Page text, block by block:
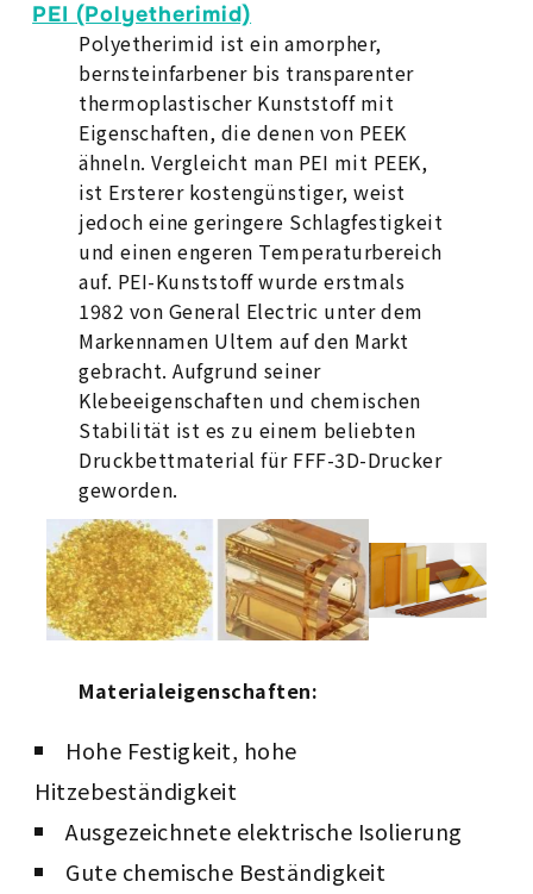
PEI (Polyetherimid)
Polyetherimid ist ein amorpher,
bernsteinfarbener bis transparenter
thermoplastischer Kunststoff mit
Eigenschaften, die denen von PEEK
ähneln. Vergleicht man PEI mit PEEK,
ist Ersterer kostengünstiger, weist
jedoch eine geringere Schlagfestigkeit
und einen engeren Temperaturbereich
auf. PEI-Kunststoff wurde erstmals
1982 von General Electric unter dem
Markennamen Ultem auf den Markt
gebracht. Aufgrund seiner
Klebeeigenschaften und chemischen
Stabilität ist es zu einem beliebten
Druckbettmaterial für FFF-3D-Drucker
geworden.
Materialeigenschaften:
Hohe Festigkeit, hohe
Hitzebeständigkeit
Ausgezeichnete elektrische Isolierung
Gute chemische Beständigkeit